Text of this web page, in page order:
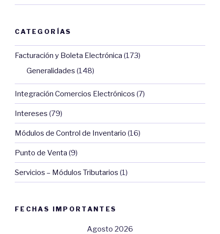
CATEGORÍAS
Facturación y Boleta Electrónica (173)
Generalidades (148)
Integración Comercios Electrónicos (7)
Intereses (79)
Módulos de Control de Inventario (16)
Punto de Venta (9)
Servicios – Módulos Tributarios (1)
FECHAS IMPORTANTES
Agosto 2026